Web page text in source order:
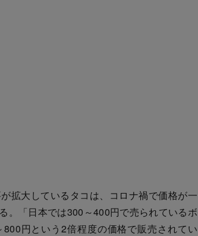
拡大しているタコは、コロナ禍で価格が一
。「日本では300～400円で売られているボ
円という2倍程度の価格で販売されてい